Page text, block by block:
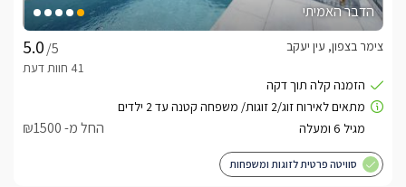
הדבר האמיתי
/5
צימר בצפון, עין יעקב
החל מ- ₪1500
סוויטה פרטית לזוגות ומשפחות